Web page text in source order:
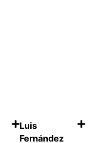
Luis
Fernández